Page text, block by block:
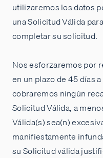
utilizaremos los datos
una Solicitud Válida
completar su solicitud.
Nos esforzaremos por
en un plazo de 45 días
cobraremos ningún
Solicitud Válida, a
Válida(s) sea(n)
manifiestamente
su Solicitud válida